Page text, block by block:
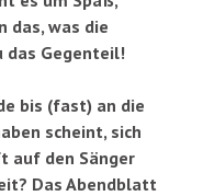
das, was die
das Gegenteil!
bis (fast) an die
scheint, sich
auf den Sänger
Das Abendblatt